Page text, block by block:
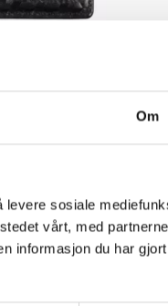
Om
sosiale
vårt, med
informasjon du har
Blokk